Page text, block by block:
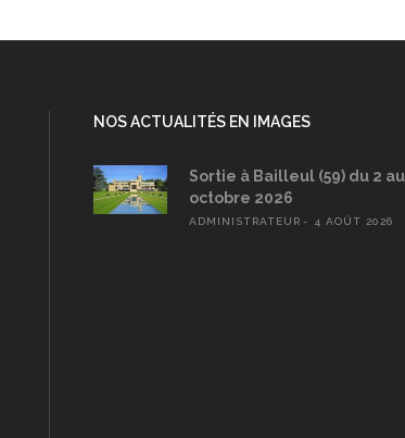
NOS ACTUALITÉS EN IMAGES
Sortie à Bailleul (59) du 2
octobre 2026
ADMINISTRATEUR 4 AOÛT 2026